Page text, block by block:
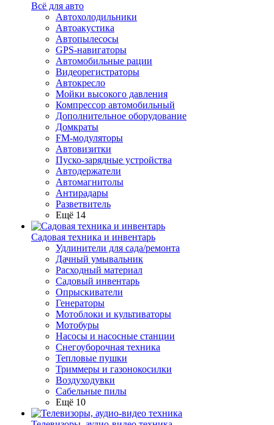
Всё для авто
Автохолодильники
Автоакустика
Автопылесосы
GPS-навигаторы
Автомобильные рации
Видеорегистраторы
Автокресло
Мойки высокого давления
Компрессор автомобильный
Дополнительное оборудование
Домкраты
FM-модуляторы
Автовизитки
Пуско-зарядные устройства
Автодержатели
Автомагнитолы
Антирадары
Разветвитель
Ещё 14
Садовая техника и инвентарь
Удлинители для сада/ремонта
Дачный умывальник
Расходный материал
Садовый инвентарь
Опрыскиватели
Генераторы
Мотоблоки и культиваторы
Мотобуры
Насосы и насосные станции
Снегоуборочная техника
Тепловые пушки
Триммеры и газонокосилки
Воздуходувки
Сабельные пилы
Ещё 10